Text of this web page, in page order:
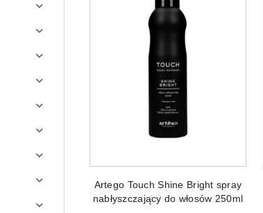
Artego Touch Shine Bright spray
nabłyszczający do włosów 250ml